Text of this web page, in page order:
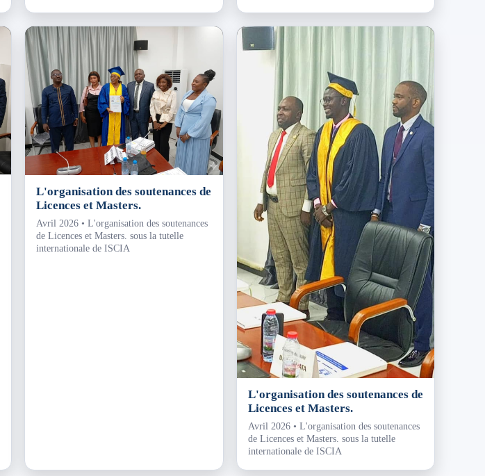
L'organisation des soutenances de
Licences et Masters.
Avril 2026 • L'organisation des soutenances
de Licences et Masters. sous la tutelle
internationale de ISCIA
L'organisation des soutenances de
Licences et Masters.
Avril 2026 • L'organisation des soutenances
de Licences et Masters. sous la tutelle
internationale de ISCIA